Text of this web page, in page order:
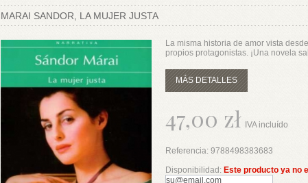
MARAI SANDOR, LA MUJER JUSTA
La misma historia de amor vista
propios protagonistas. ¡Una novela
MÁS DETALLES
47,00 zł IVA incluído
Referencia: 9788498383683
Disponibilidad: Este producto ya no